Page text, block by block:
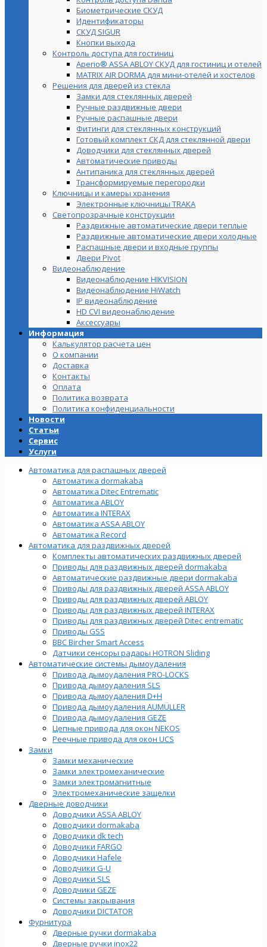
Биометрические СКУД
Идентификаторы
СКУД SIGUR
Кнопки выхода
Контроль доступа для гостиниц
Aperio® ASSA ABLOY СКУД для гостиниц и отелей
MATRIX AIR DORMA для мини-отелей и хостелов
Решения для дверей из стекла
Замки для стеклянных дверей
Ручные раздвижные двери
Ручные распашные двери
Фитинги для стеклянных конструкций
Готовый комплект СКД для стеклянной двери
Доводчики для стеклянных дверей
Автоматические приводы
Антипаника для стеклянных дверей
Трансформируемые перегородки
Ключницы и камеры хранения
Электронные ключницы TRAKA
Светопрозрачные конструкции
Раздвижные автоматические двери теплые
Раздвижные автоматические двери холодные
Распашные двери и входные группы
Двери Pivot
Видеонаблюдение
Видеонаблюдение HIKVISION
Видеонаблюдение HiWatch
IP видеонаблюдение
HD CVI видеонаблюдение
Аксессуары
Информация
Калькулятор расчета цен
О компании
Доставка
Контакты
Оплата
Политика возврата
Политика конфиденциальности
Новости
Статьи
Сервис
Услуги
Автоматика для распашных дверей
Автоматика dormakaba
Автоматика Ditec Entrematic
Автоматика ABLOY
Автоматика INTERAX
Автоматика ASSA ABLOY
Автоматика Record
Автоматика для раздвижных дверей
Комплекты автоматических раздвижных дверей
Приводы для раздвижных дверей dormakaba
Автоматические раздвижные двери dormakaba
Приводы для раздвижных дверей ASSA ABLOY
Приводы для раздвижных дверей ABLOY
Приводы для раздвижных дверей INTERAX
Приводы для раздвижных дверей Ditec entrematic
Приводы GSS
BBC Bircher Smart Access
Датчики сенсоры радары HOTRON Sliding
Автоматические системы дымоудаления
Привода дымоудаления PRO-LOCKS
Привода дымоудаления SLS
Привода дымоудаления D+H
Привода дымоудаления AUMÜLLER
Привода дымоудаления GEZE
Цепные привода для окон NEKOS
Реечные привода для окон UСS
Замки
Замки механические
Замки электромеханические
Замки электромагнитные
Электромеханические защелки
Дверные доводчики
Доводчики ASSA ABLOY
Доводчики dormakaba
Доводчики dk tech
Доводчики FARGO
Доводчики Hafele
Доводчики G-U
Доводчики SLS
Доводчики GEZE
Cистемы закрывания
Доводчики DICTATOR
Фурнитура
Дверные ручки dormakaba
Дверные ручки inox22